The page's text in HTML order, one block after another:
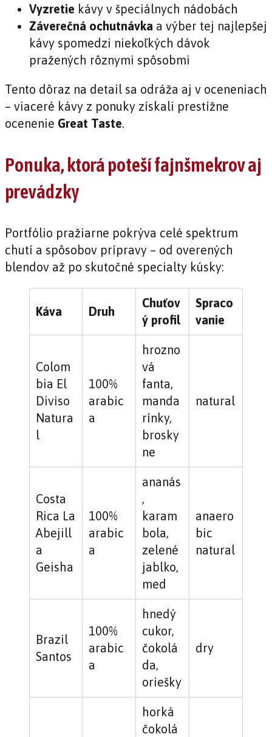
Vyzretie kávy v špeciálnych nádobách
Záverečná ochutnávka a výber tej najlepšej
kávy spomedzi niekoľkých dávok
pražených rôznymi spôsobmi
Tento dôraz na detail sa odráža aj v oceneniach
– viaceré kávy z ponuky získali prestížne
ocenenie Great Taste.
Ponuka, ktorá poteší fajnšmekrov aj
prevádzky
Portfólio pražiarne pokrýva celé spektrum
chutí a spôsobov prípravy – od overených
blendov až po skutočné specialty kúsky:
Káva Druh
Chuťov
ý profil
Spraco
vanie
Colom
bia El
Diviso
Natura
l
100%
arabic
a
hrozno
vá
fanta,
manda
rínky,
brosky
ne
natural
Costa
Rica La
Abejill
a
Geisha
100%
arabic
a
ananás
,
karam
bola,
zelené
jablko,
med
anaero
bic
natural
Brazil
Santos
100%
arabic
a
hnedý
cukor,
čokolá
da,
oriešky
dry
horká
čokolá